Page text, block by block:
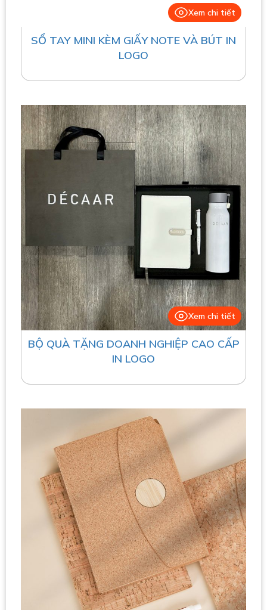
Xem chi tiết
SỔ TAY MINI KÈM GIẤY NOTE VÀ BÚT IN
LOGO
Xem chi tiết
BỘ QUÀ TẶNG DOANH NGHIỆP CAO CẤP
IN LOGO